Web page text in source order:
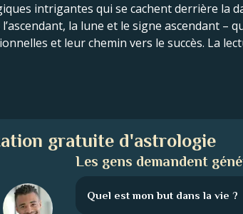
intrigantes qui se cachent derrière la
l’ascendant, la lune et le signe ascendant –
et leur chemin vers le succès. La
gratuite d'astrologie
Les gens demandent
Quel est mon but dans la vie ?